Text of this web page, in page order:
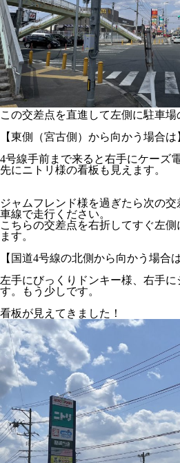
この交差点を直進して左側に駐車場
【東側（宮古側）から向かう場合は
4号線手前まで来ると右手にケーズ
先にニトリ様の看板も見えます。
ジャムフレンド様を過ぎたら次の
車線で走行ください。
こちらの交差点を右折してすぐ左
ます。
【国道4号線の北側から向かう場合は
左手にびっくりドンキー様、右手に
す。もう少しです。
看板が見えてきました！